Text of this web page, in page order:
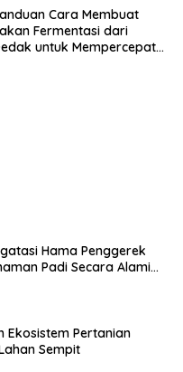
Cara Membuat
Fermentasi dari
untuk Mempercepat
Hama Penggerek
Padi Secara Alami
Ekosistem Pertanian
Sempit